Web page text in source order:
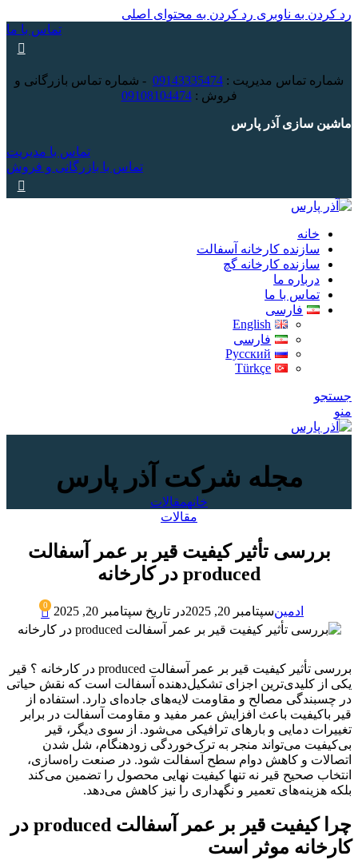
رد کردن به ناوبری رد کردن به محتوای اصلی
تماس با ما
شماره تماس مدیریت : 09143335474 - شماره تماس بازرگانی و
فروش :09108104474
ماشین سازی آذر پارس
تماس با مدیریت
تماس با بازرگانی و فروش
خانه
سازنده کارخانه آسفالت
سازنده کارخانه گچ
درباره ما
تماس با ما
فارسی
English
فارسی
Русский
Türkçe
جستجو
منو
مجله شرکت آذر پارس
خانهمقالات
مقالات
بررسی تأثیر کیفیت قیر بر عمر آسفالت
produced در کارخانه
ادمینسپتامبر 20, 2025 در تاریخ سپتامبر 20, 2025 0
بررسی تأثیر کیفیت قیر بر عمر آسفالت produced در کارخانه ؟ قیر
یکی از کلیدی‌ترین اجزای تشکیل‌دهنده آسفالت است که نقش حیاتی
در چسبندگی مصالح و مقاومت لایه‌های جاده‌ای دارد. استفاده از
قیر باکیفیت باعث افزایش عمر مفید و مقاومت آسفالت در برابر
تغییرات دمایی و بارهای ترافیکی می‌شود. از سوی دیگر، قیر
بی‌کیفیت می‌تواند منجر به ترک‌خوردگی زودهنگام، شل شدن
اتصالات و کاهش دوام سطح آسفالت شود. در صنعت راه‌سازی،
انتخاب صحیح قیر نه تنها کیفیت نهایی محصول را تضمین می‌کند
بلکه هزینه‌های تعمیر و نگهداری را نیز کاهش می‌دهد.
چرا کیفیت قیر بر عمر آسفالت produced در
کارخانه موثر است